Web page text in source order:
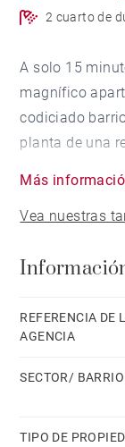
2 cuarto de
A solo 15
magnífico
codiciado
planta de una
ducha,
ascensor, 2
Más
Vea nuestras
REFERENCIA DE
AGENCIA
SECTOR/ BARRIO
TIPO DE